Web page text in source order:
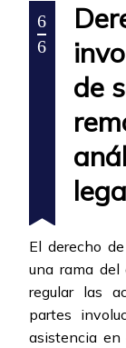
6
6
de
El derecho
una rama del
regular las
partes
asistencia